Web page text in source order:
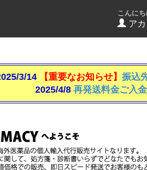
こんに
ア
3/14 【重要なお知らせ】 振込
2025/4/8 再発送料金ご入